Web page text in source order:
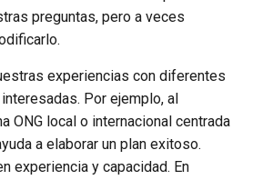
preguntas, pero a veces
experiencias con diferentes
Por ejemplo, al
ONG local o internacional centrada
a elaborar un plan exitoso.
experiencia y capacidad. En